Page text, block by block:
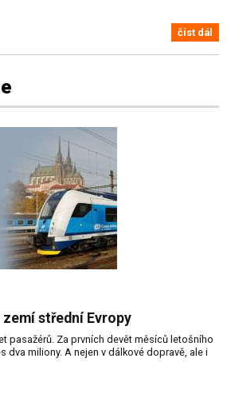
číst dál
střední Evropy
pasažérů. Za prvních devět měsíců letošního
dva miliony. A nejen v dálkové dopravě, ale i